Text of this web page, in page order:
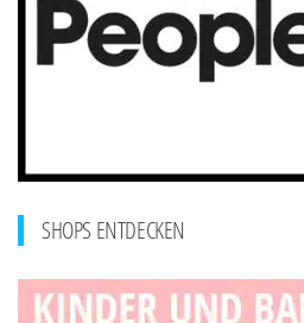
SHOPS ENTDECKEN